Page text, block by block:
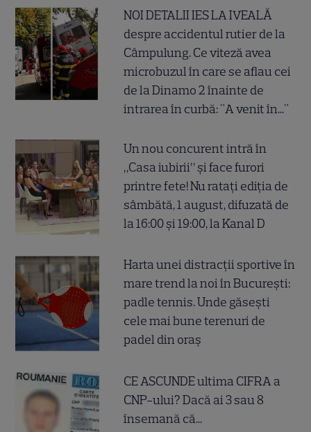
NOI DETALII IES LA IVEALĂ
despre accidentul rutier de la
Câmpulung. Ce viteză avea
microbuzul în care se aflau cei
de la Dinamo 2 înainte de
intrarea în curbă: "A venit în..."
Un nou concurent intră în
„Casa iubirii” și face furori
printre fete! Nu ratați ediția de
sâmbătă, 1 august, difuzată de
la 16:00 și 19:00, la Kanal D
Harta unei distracții sportive în
mare trend la noi în București:
padle tennis. Unde găsești
cele mai bune terenuri de
padel din oraș
CE ASCUNDE ultima CIFRA a
CNP-ului? Dacă ai 3 sau 8
însemană că...